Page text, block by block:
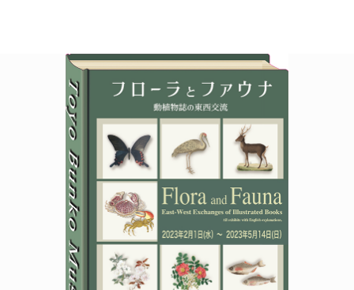
CONTACT お問合せ
POLICY COMPANY